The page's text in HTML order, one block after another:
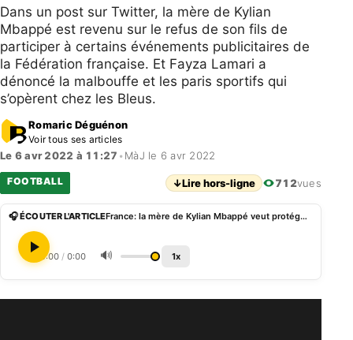
Dans un post sur Twitter, la mère de Kylian
Mbappé est revenu sur le refus de son fils de
participer à certains événements publicitaires de
la Fédération française. Et Fayza Lamari a
dénoncé la malbouffe et les paris sportifs qui
s’opèrent chez les Bleus.
Romaric Déguénon
Voir tous ses articles
Le 6 avr 2022 à 11:27 • MàJ le 6 avr 2022
FOOTBALL ↓Lire hors-ligne 712vues
🎧 ÉCOUTER L'ARTICLE France: la mère de Kylian Mbappé veut protéger son fils de la malbouffe chez les Bleus
0:00 / 0:00 🔊 1x